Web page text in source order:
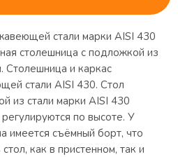
стали марки AISI 430
столешница с подложкой из
и каркас
стали AISI 430. Стол
из стали марки AISI 430
по высоте. У
имеется съёмный борт, что
как в пристенном, так и